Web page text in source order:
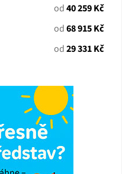
od40 259 Kč
od68 915 Kč
od29 331 Kč